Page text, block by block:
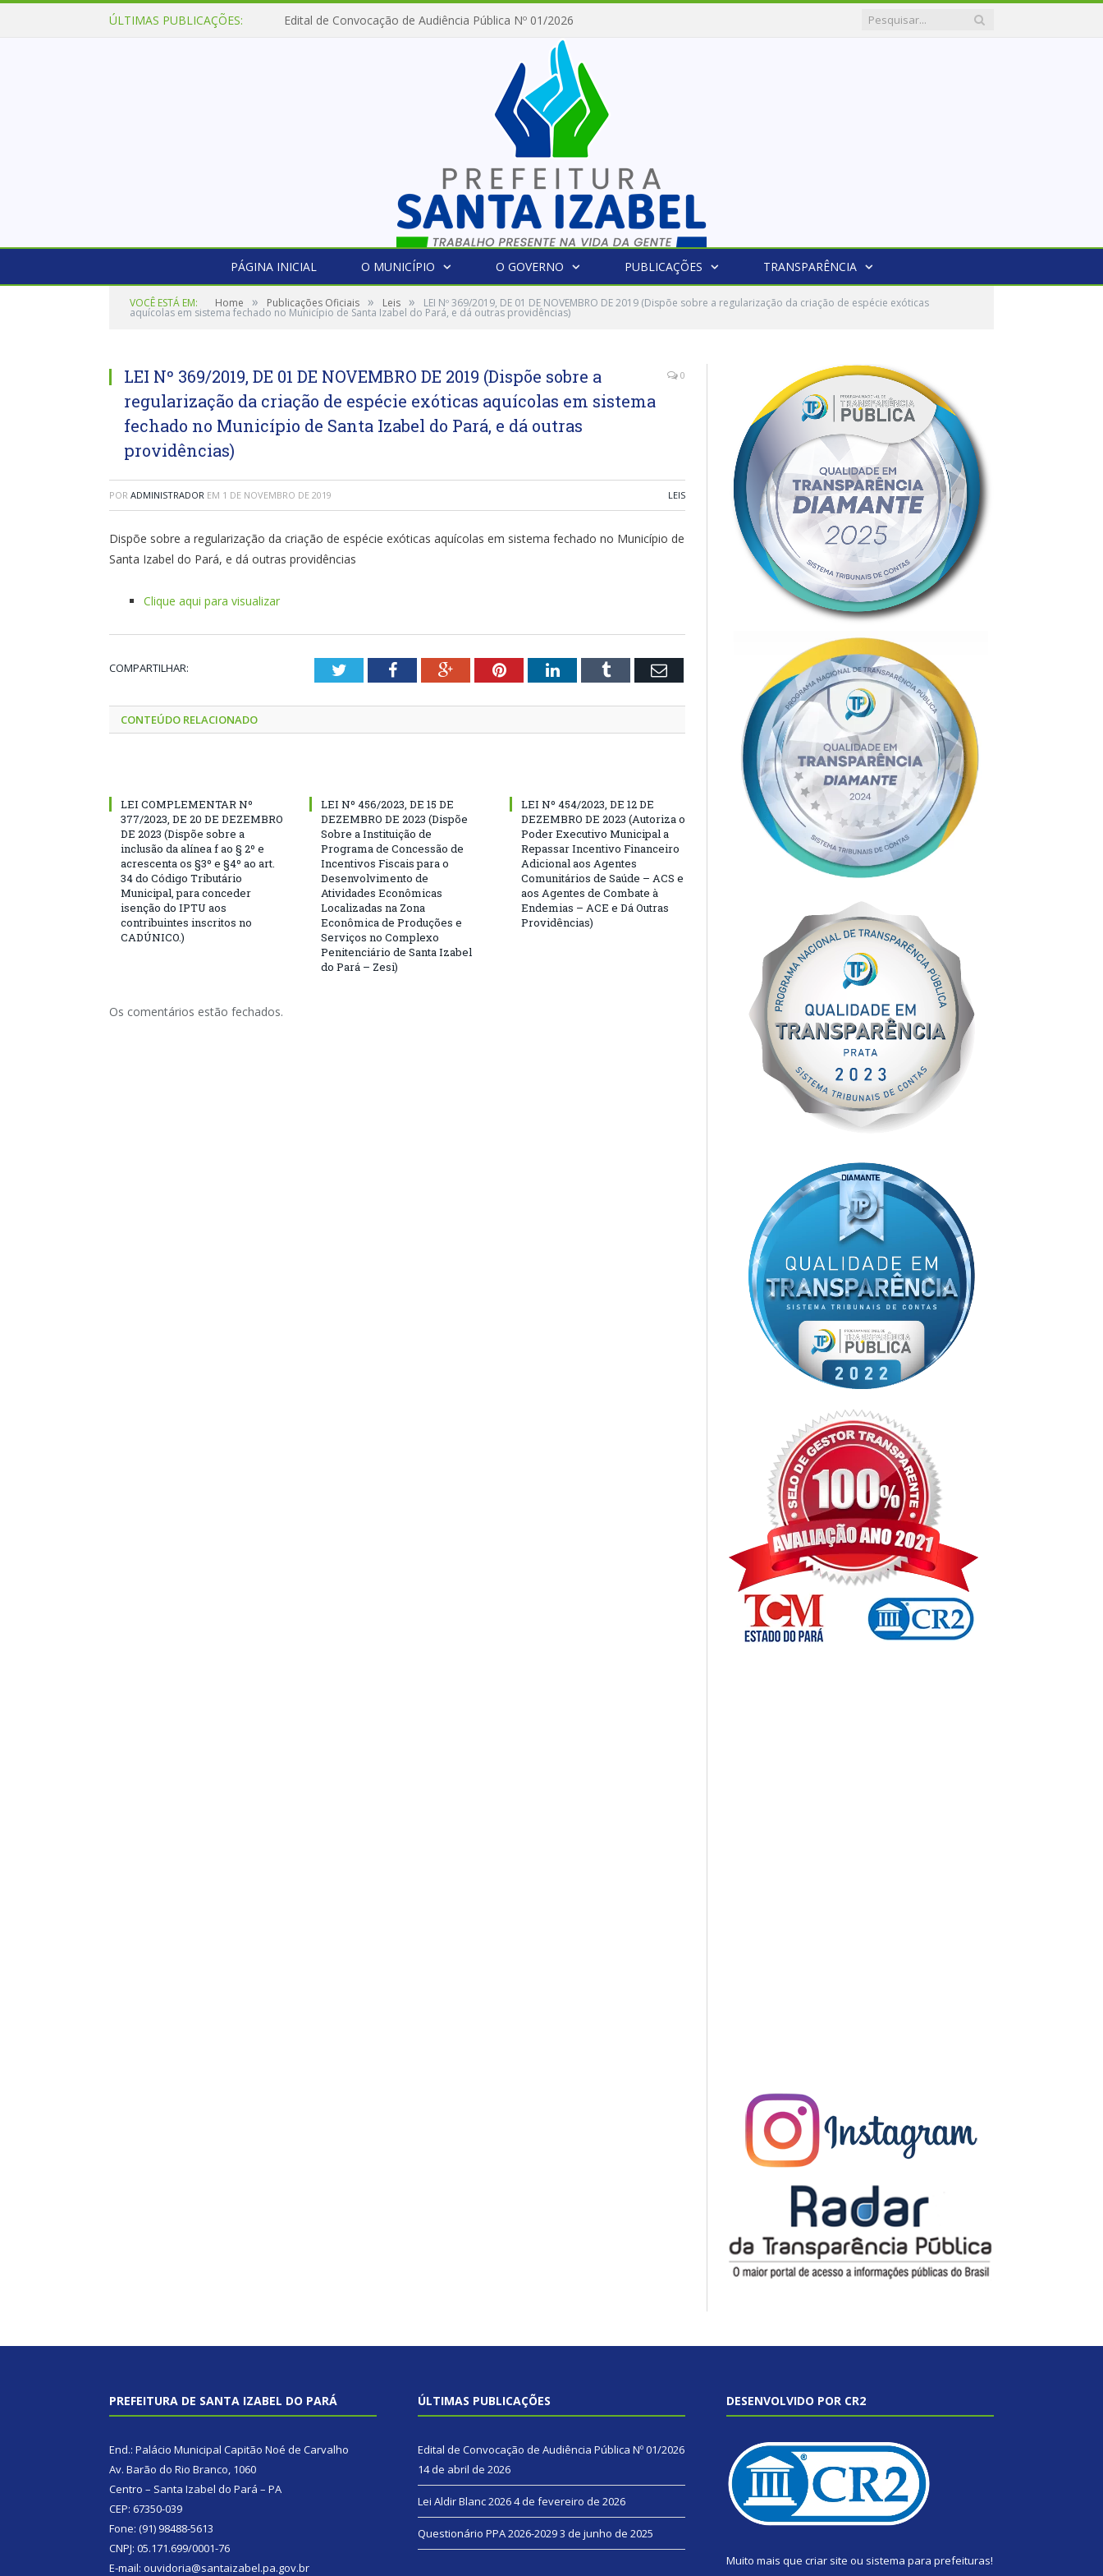
ÚLTIMAS PUBLICAÇÕES: Edital de Convocação de Audiência Pública Nº 01/2026
PÁGINA INICIAL O MUNICÍPIO O GOVERNO PUBLICAÇÕES TRANSPARÊNCIA
VOCÊ ESTÁ EM: Home » Publicações Oficiais » Leis » LEI Nº 369/2019, DE 01 DE NOVEMBRO DE 2019 (Dispõe sobre a regularização da criação de espécie exóticas
aquícolas em sistema fechado no Município de Santa Izabel do Pará, e dá outras providências)
LEI Nº 369/2019, DE 01 DE NOVEMBRO DE 2019 (Dispõe sobre a
regularização da criação de espécie exóticas aquícolas em sistema
fechado no Município de Santa Izabel do Pará, e dá outras
providências)
0
POR ADMINISTRADOR EM 1 DE NOVEMBRO DE 2019 LEIS
Dispõe sobre a regularização da criação de espécie exóticas aquícolas em sistema fechado no Município de
Santa Izabel do Pará, e dá outras providências
Clique aqui para visualizar
COMPARTILHAR: TwitterFacebookGoogle+PinterestLinkedInTumblr Email
CONTEÚDO RELACIONADO
LEI COMPLEMENTAR Nº
377/2023, DE 20 DE DEZEMBRO
DE 2023 (Dispõe sobre a
inclusão da alínea f ao § 2º e
acrescenta os §3º e §4º ao art.
34 do Código Tributário
Municipal, para conceder
isenção do IPTU aos
contribuintes inscritos no
CADÚNICO.)
LEI Nº 456/2023, DE 15 DE
DEZEMBRO DE 2023 (Dispõe
Sobre a Instituição de
Programa de Concessão de
Incentivos Fiscais para o
Desenvolvimento de
Atividades Econômicas
Localizadas na Zona
Econômica de Produções e
Serviços no Complexo
Penitenciário de Santa Izabel
do Pará – Zesi)
LEI Nº 454/2023, DE 12 DE
DEZEMBRO DE 2023 (Autoriza o
Poder Executivo Municipal a
Repassar Incentivo Financeiro
Adicional aos Agentes
Comunitários de Saúde – ACS e
aos Agentes de Combate à
Endemias – ACE e Dá Outras
Providências)
Os comentários estão fechados.
PREFEITURA DE SANTA IZABEL DO PARÁ
End.: Palácio Municipal Capitão Noé de Carvalho
Av. Barão do Rio Branco, 1060
Centro – Santa Izabel do Pará – PA
CEP: 67350-039
Fone: (91) 98488-5613
CNPJ: 05.171.699/0001-76
E-mail: ouvidoria@santaizabel.pa.gov.br
ÚLTIMAS PUBLICAÇÕES
Edital de Convocação de Audiência Pública Nº 01/2026
14 de abril de 2026
Lei Aldir Blanc 20264 de fevereiro de 2026
Questionário PPA 2026-20293 de junho de 2025
DESENVOLVIDO POR CR2
Muito mais que criar site ou sistema para prefeituras!